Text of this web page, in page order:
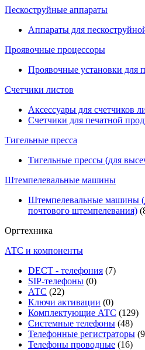
Пескоструйные аппараты
Аппараты для
Проявочные процессоры
Проявочные установки для
Счетчики листов
Аксессуары для счетчиков
Счетчики для печатной
Тигельные пресса
Тигельные прессы (для
Штемпелевальные машины
Штемпелевальные машины
почтового штемпелевания)
Оргтехника
АТС и компоненты
DECT - телефония (7)
SIP-телефоны (0)
АТС (22)
Ключи активации (0)
Комплектующие АТС (129)
Системные телефоны (48)
Телефонные регистраторы
Телефоны проводные (16)